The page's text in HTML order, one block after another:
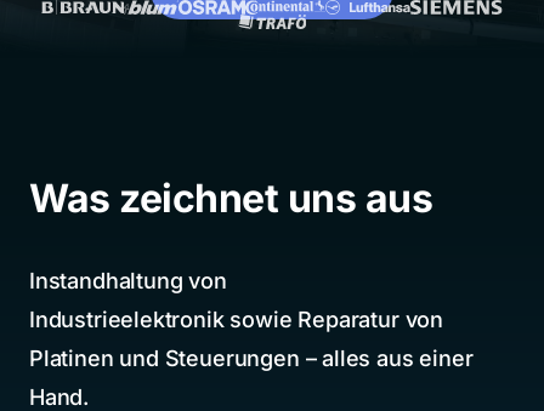
Was zeichnet uns aus
Instandhaltung von
Industrieelektronik sowie Reparatur von
Platinen und Steuerungen – alles aus einer
Hand.